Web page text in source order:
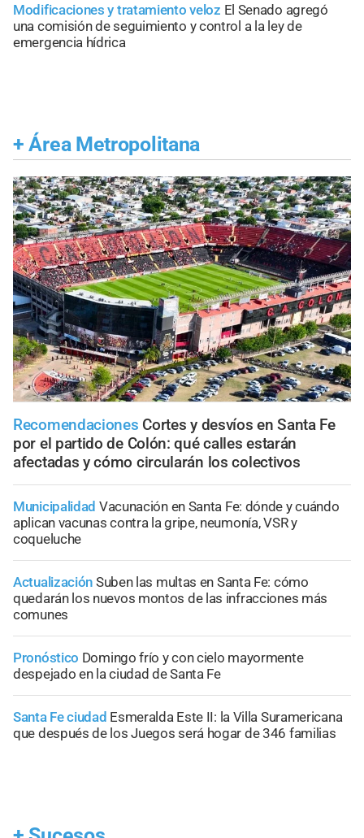
Modificaciones y tratamiento veloz El Senado agregó
una comisión de seguimiento y control a la ley de
emergencia hídrica
+ Área Metropolitana
Recomendaciones Cortes y desvíos en Santa Fe
por el partido de Colón: qué calles estarán
afectadas y cómo circularán los colectivos
Municipalidad Vacunación en Santa Fe: dónde y cuándo
aplican vacunas contra la gripe, neumonía, VSR y
coqueluche
Actualización Suben las multas en Santa Fe: cómo
quedarán los nuevos montos de las infracciones más
comunes
Pronóstico Domingo frío y con cielo mayormente
despejado en la ciudad de Santa Fe
Santa Fe ciudad Esmeralda Este II: la Villa Suramericana
que después de los Juegos será hogar de 346 familias